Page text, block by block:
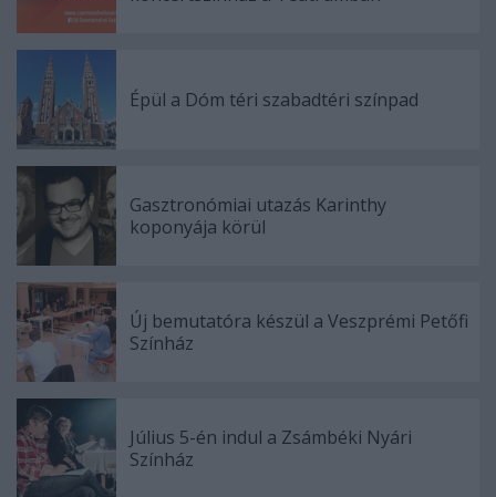
Épül a Dóm téri szabadtéri színpad
Gasztronómiai utazás Karinthy
koponyája körül
Új bemutatóra készül a Veszprémi Petőfi
Színház
Július 5-én indul a Zsámbéki Nyári
Színház